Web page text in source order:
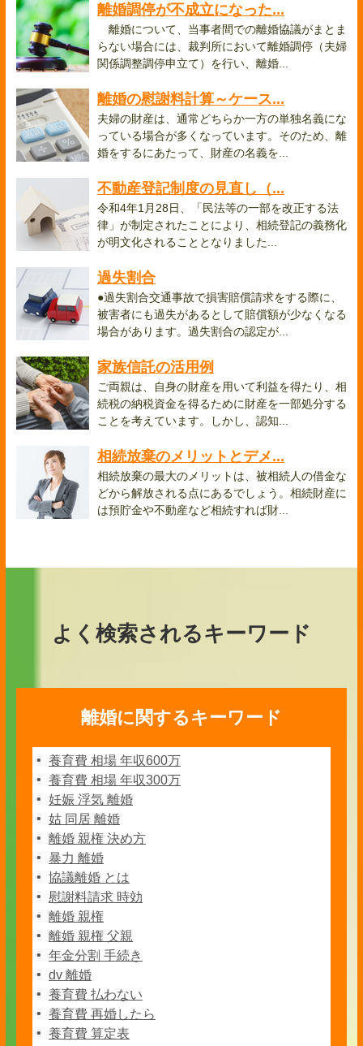
離婚調停が不成立になった...
離婚について、当事者間での離婚協議がまとま
らない場合には、裁判所において離婚調停（夫婦
関係調整調停申立て）を行い、離婚...
離婚の慰謝料計算～ケース...
夫婦の財産は、通常どちらか一方の単独名義にな
っている場合が多くなっています。そのため、離
婚をするにあたって、財産の名義を...
不動産登記制度の見直し（...
令和4年1月28日、「民法等の一部を改正する法
律」が制定されたことにより、相続登記の義務化
が明文化されることとなりました...
過失割合
●過失割合交通事故で損害賠償請求をする際に、
被害者にも過失があるとして賠償額が少なくなる
場合があります。過失割合の認定が...
家族信託の活用例
ご両親は、自身の財産を用いて利益を得たり、相
続税の納税資金を得るために財産を一部処分する
ことを考えています。しかし、認知...
相続放棄のメリットとデメ...
相続放棄の最大のメリットは、被相続人の借金な
どから解放される点にあるでしょう。相続財産に
は預貯金や不動産など相続すれば財...
よく検索されるキーワード
離婚に関するキーワード
養育費 相場 年収600万
養育費 相場 年収300万
妊娠 浮気 離婚
姑 同居 離婚
離婚 親権 決め方
暴力 離婚
協議離婚 とは
慰謝料請求 時効
離婚 親権
離婚 親権 父親
年金分割 手続き
dv 離婚
養育費 払わない
養育費 再婚したら
養育費 算定表